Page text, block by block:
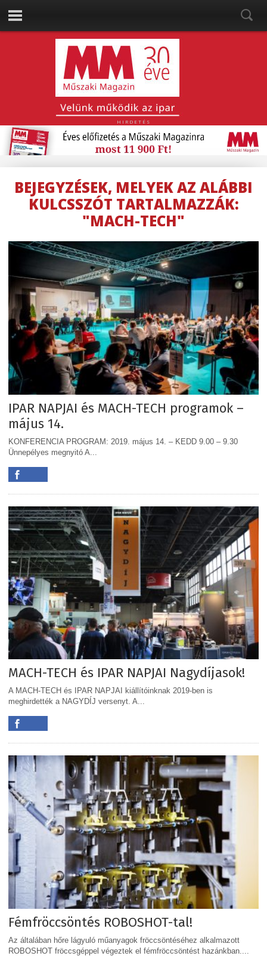
HIRDETÉS
BEJEGYZÉSEK, MELYEK AZ ALÁBBI
KULCSSZÓT TARTALMAZZÁK:
"MACH-TECH"
IPAR NAPJAI és MACH-TECH programok –
május 14.
KONFERENCIA PROGRAM: 2019. május 14. – KEDD 9.00 – 9.30
Ünnepélyes megnyitó A...
MACH-TECH és IPAR NAPJAI Nagydíjasok!
A MACH-TECH és IPAR NAPJAI kiállítóinknak 2019-ben is
meghirdették a NAGYDÍJ versenyt. A...
Fémfröccsöntés ROBOSHOT-tal!
Az általában hőre lágyuló műanyagok fröccsöntéséhez alkalmazott
ROBOSHOT fröccsgéppel végeztek el fémfröccsöntést hazánkban....